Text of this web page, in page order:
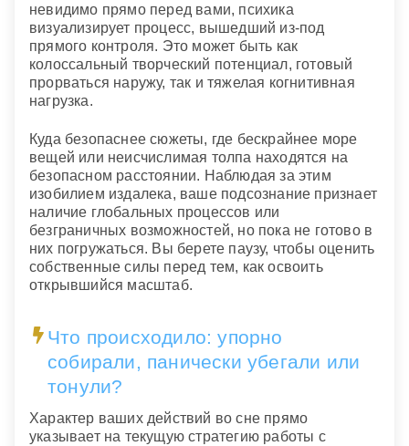
невидимо прямо перед вами, психика
визуализирует процесс, вышедший из-под
прямого контроля. Это может быть как
колоссальный творческий потенциал, готовый
прорваться наружу, так и тяжелая когнитивная
нагрузка.
Куда безопаснее сюжеты, где бескрайнее море
вещей или неисчислимая толпа находятся на
безопасном расстоянии. Наблюдая за этим
изобилием издалека, ваше подсознание признает
наличие глобальных процессов или
безграничных возможностей, но пока не готово в
них погружаться. Вы берете паузу, чтобы оценить
собственные силы перед тем, как освоить
открывшийся масштаб.
Что происходило: упорно
собирали, панически убегали или
тонули?
Характер ваших действий во сне прямо
указывает на текущую стратегию работы с